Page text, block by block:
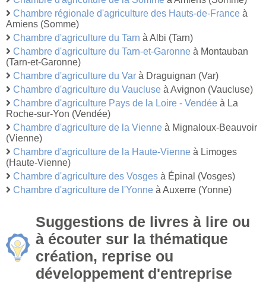
Chambre régionale d'agriculture des Hauts-de-France à
Amiens (Somme)
Chambre d'agriculture du Tarn à Albi (Tarn)
Chambre d'agriculture du Tarn-et-Garonne à Montauban
(Tarn-et-Garonne)
Chambre d'agriculture du Var à Draguignan (Var)
Chambre d'agriculture du Vaucluse à Avignon (Vaucluse)
Chambre d'agriculture Pays de la Loire - Vendée à La
Roche-sur-Yon (Vendée)
Chambre d'agriculture de la Vienne à Mignaloux-Beauvoir
(Vienne)
Chambre d'agriculture de la Haute-Vienne à Limoges
(Haute-Vienne)
Chambre d'agriculture des Vosges à Épinal (Vosges)
Chambre d'agriculture de l'Yonne à Auxerre (Yonne)
Suggestions de livres à lire ou
à écouter sur la thématique
création, reprise ou
développement d'entreprise